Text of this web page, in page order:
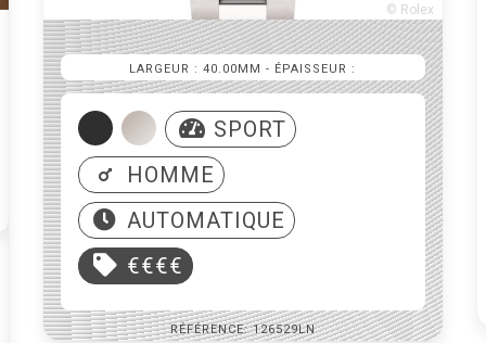
LARGEUR : 36.00MM- ÉPAISSEUR :
SPORT / CHIC
UNISEXE
AUTOMATIQUE
€€€
© Rolex
LARGEUR : 40.00MM- ÉPAISSEUR :
SPORT
HOMME
AUTOMATIQUE
€€€€
RÉFÉRENCE: 126529LN